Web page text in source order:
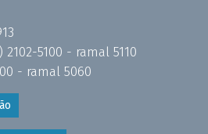
2102-5100 - ramal 5110
- ramal 5060